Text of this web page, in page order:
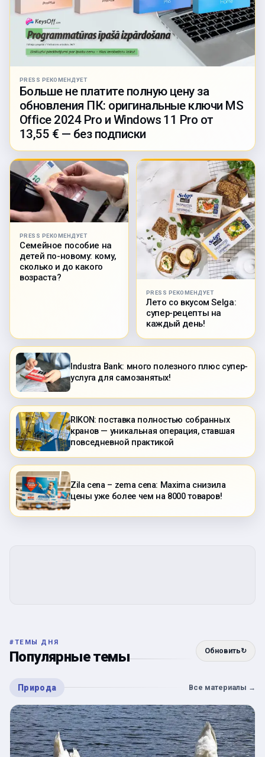
PRESS РЕКОМЕНДУЕТ
Больше не платите полную цену за
обновления ПК: оригинальные ключи MS
Office 2024 Pro и Windows 11 Pro от
13,55 € — без подписки
PRESS РЕКОМЕНДУЕТ
Семейное пособие на
детей по-новому: кому,
сколько и до какого
возраста?
PRESS РЕКОМЕНДУЕТ
Лето со вкусом Selga:
супер-рецепты на
каждый день!
Industra Bank: много полезного плюс супер-
услуга для самозанятых!
RIKON: поставка полностью собранных
кранов — уникальная операция, ставшая
повседневной практикой
Zila cena – zema cena: Maxima снизила
цены уже более чем на 8000 товаров!
#ТЕМЫ ДНЯ
Популярные темы Обновить↻
Природа Все материалы →